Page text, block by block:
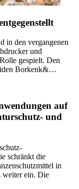
in den vergangenen
und
gespielt. Den
Borkenk&…
auf
und
schränkt die
in
weiter ein. Die